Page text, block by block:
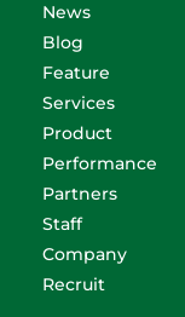
News
Blog
Feature
Services
Product
Performance
Partners
Staff
Company
Recruit